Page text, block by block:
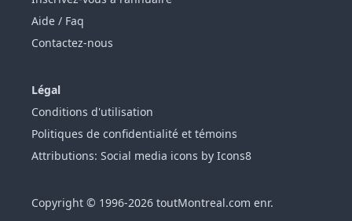
Aide / Faq
Contactez-nous
Légal
Conditions d'utilisation
Politiques de confidentialité et témoins
Attributions: Social media icons by Icons8
Copyright © 1996-2026 toutMontreal.com enr.